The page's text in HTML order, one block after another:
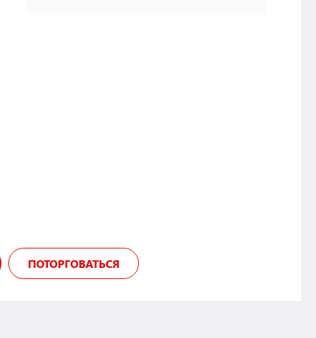
ПОТОРГОВАТЬСЯ